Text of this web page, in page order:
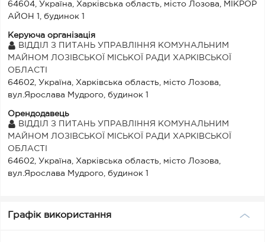
64604, Україна, Харківська область, місто Лозова, МІКРОР
АЙОН 1, будинок 1
Керуюча організація
ВІДДІЛ З ПИТАНЬ УПРАВЛІННЯ КОМУНАЛЬНИМ
МАЙНОМ ЛОЗІВСЬКОЇ МІСЬКОЇ РАДИ ХАРКІВСЬКОЇ
ОБЛАСТІ
64602, Україна, Харківська область, місто Лозова,
вул.Ярослава Мудрого, будинок 1
Орендодавець
ВІДДІЛ З ПИТАНЬ УПРАВЛІННЯ КОМУНАЛЬНИМ
МАЙНОМ ЛОЗІВСЬКОЇ МІСЬКОЇ РАДИ ХАРКІВСЬКОЇ
ОБЛАСТІ
64602, Україна, Харківська область, місто Лозова,
вул.Ярослава Мудрого, будинок 1
Графік використання